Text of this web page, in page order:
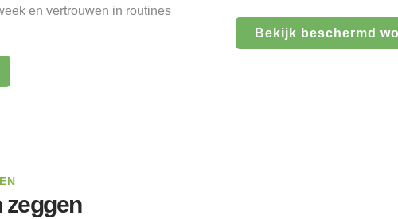
en vertrouwen in routines
Bekijk beschermd
zeggen